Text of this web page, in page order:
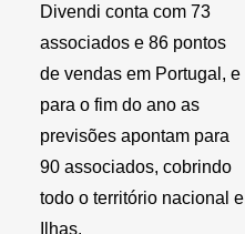
Divendi conta com 73
associados e 86 pontos
de vendas em Portugal, e
para o fim do ano as
previsões apontam para
90 associados, cobrindo
todo o território nacional e
Ilhas.